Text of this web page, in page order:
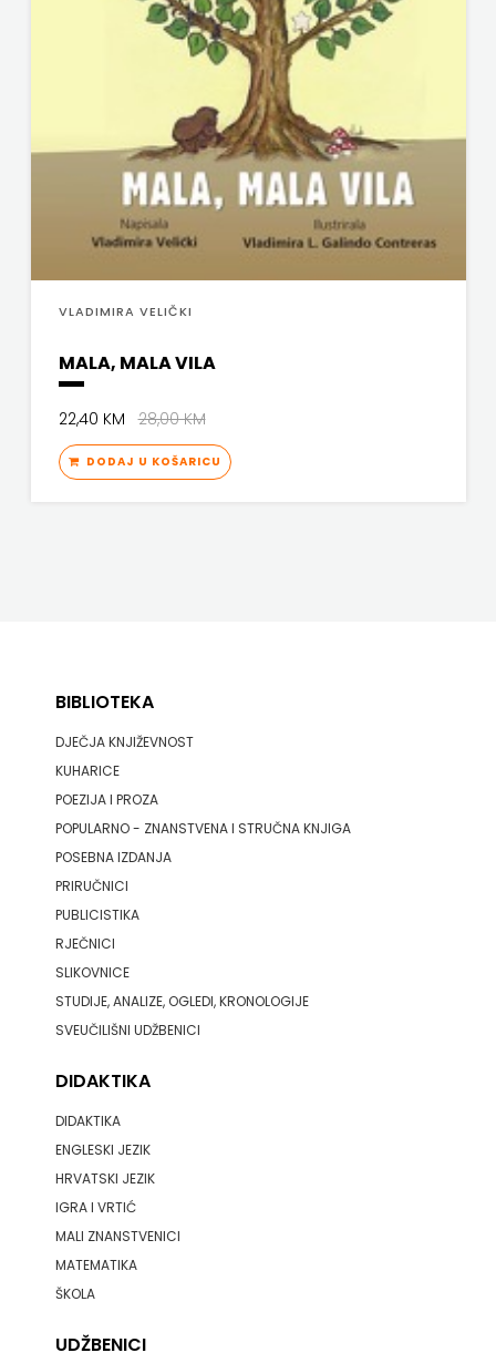
VLADIMIRA VELIČKI
MALA, MALA VILA
22,40 KM28,00 KM
DODAJ U KOŠARICU
BIBLIOTEKA
DJEČJA KNJIŽEVNOST
KUHARICE
POEZIJA I PROZA
POPULARNO - ZNANSTVENA I STRUČNA KNJIGA
POSEBNA IZDANJA
PRIRUČNICI
PUBLICISTIKA
RJEČNICI
SLIKOVNICE
STUDIJE, ANALIZE, OGLEDI, KRONOLOGIJE
SVEUČILIŠNI UDŽBENICI
DIDAKTIKA
DIDAKTIKA
ENGLESKI JEZIK
HRVATSKI JEZIK
IGRA I VRTIĆ
MALI ZNANSTVENICI
MATEMATIKA
ŠKOLA
UDŽBENICI